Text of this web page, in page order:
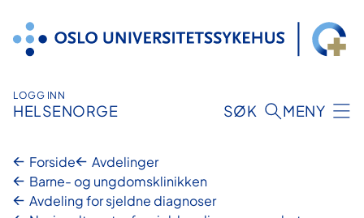
innhold
LOGG INN
HELSENORGE SØK MENY
Forside
Avdelinger
Barne- og ungdomsklinikken
Avdeling for sjeldne diagnoser